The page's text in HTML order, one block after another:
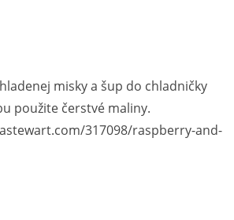
misky a šup do chladničky
použite čerstvé maliny.
317098/raspberry-and-